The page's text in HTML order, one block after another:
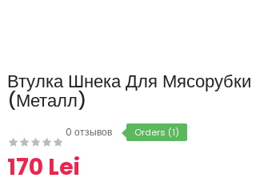
Втулка Шнека Для
(металл)
0 отзывов Orders (1)
170 Lei